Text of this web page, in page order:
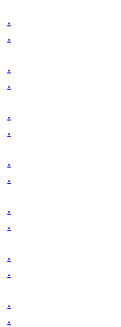
.
.
.
.
.
.
.
.
.
.
.
.
.
.